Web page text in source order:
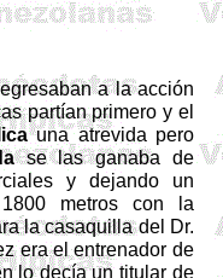
a la acción
partían primero y el
una atrevida pero
se las ganaba de
y dejando un
1800 metroscon la
la casaquilla del Dr.
era el entrenador de
lo decía un titular de